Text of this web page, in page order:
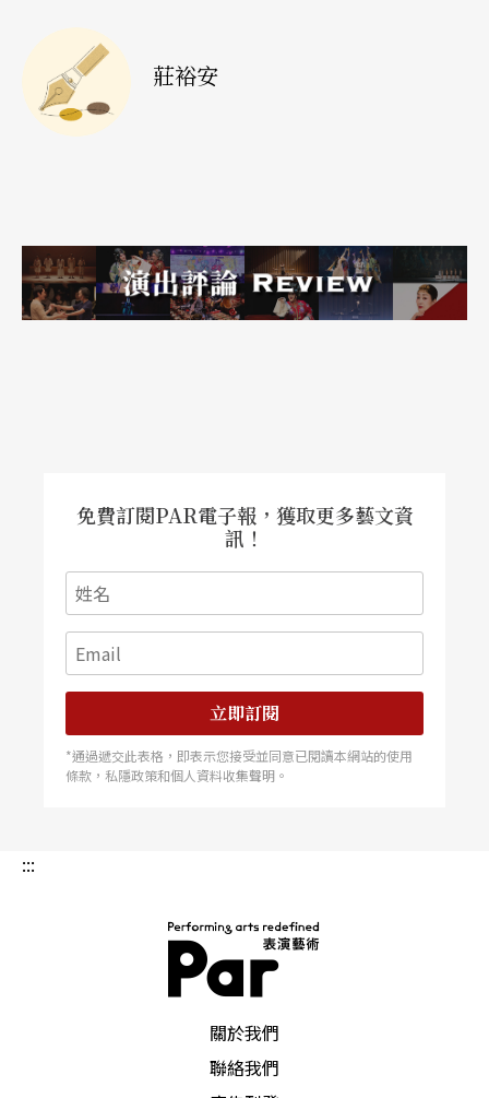
唱詠歎調時的鏡位尷尬，舒馬克也沒有突破。音樂
綁架了影像，任誰都要聽韋伯這個「魅影沙皇」的
頭上還綁著時髦的花格子海盜頭巾。但是小提琴主
奏的第一主題出現，獨奏家的前衛打扮完全破功，
認，人人都是莫札特的僕人，舒馬克輸得無辜。
莊裕安
免費訂閱PAR電子報，獲取更多藝文資
訊！
立即訂閱
*通過遞交此表格，即表示您接受並同意已閱讀本網站的使用
條款，私隱政策和個人資料收集聲明。
:::
關於我們
聯絡我們